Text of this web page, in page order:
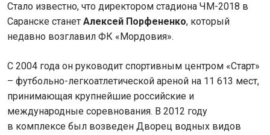
Стало известно, что директором стадиона ЧМ-2018 в
Саранске станет Алексей Порфененко, который
недавно возглавил ФК «Мордовия».
С 2004 года он руководит спортивным центром «Старт»
– футбольно-легкоатлетической ареной на 11 613 мест,
принимающая крупнейшие российские и
международные соревнования. В 2012 году
в комплексе был возведен Дворец водных видов